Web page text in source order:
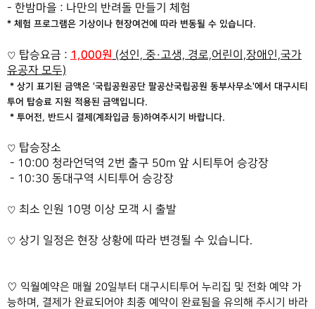
- 한밤마을 : 나만의 반려돌 만들기 체험
* 체험 프로그램은 기상이나 현장여건에 따라 변동될 수 있습니다.
♡ 탑승요금 : 1,000원 (성인, 중·고생, 경로,어린이,장애인,국가
유공자 모두)
* 상기 표기된 금액은 '국립공원공단 팔공산국립공원 동부사무소'에서 대구시티
투어 탑승료 지원 적용된 금액입니다.
* 투어전, 반드시 결제(계좌입금 등)하여주시기 바랍니다.
♡ ​ 탑승장소
- 10:00 청라언덕역 2번 출구 50m 앞 시티투어 승강장
- 10:30 동대구역 시티투어 승강장
♡ 최소 인원 10명 이상 모객 시 출발
♡ 상기 일정은 현장 상황에 따라 변경될 수 있습니다.
♡ 익월예약은 매월 20일부터 대구시티투어 누리집 및 전화 예약 가
능하며, 결제가 완료되어야 최종 예약이 완료됨을 유의해 주시기 바라